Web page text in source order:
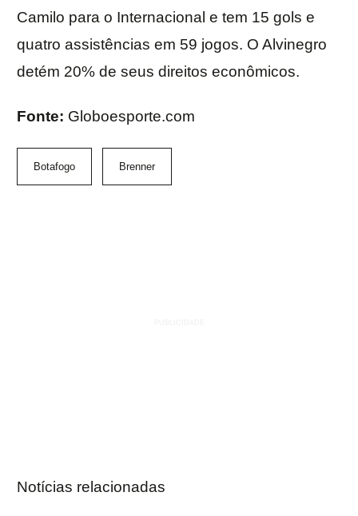
Camilo para o Internacional e tem 15 gols e
quatro assistências em 59 jogos. O Alvinegro
detém 20% de seus direitos econômicos.
Fonte: Globoesporte.com
Botafogo Brenner
Notícias relacionadas